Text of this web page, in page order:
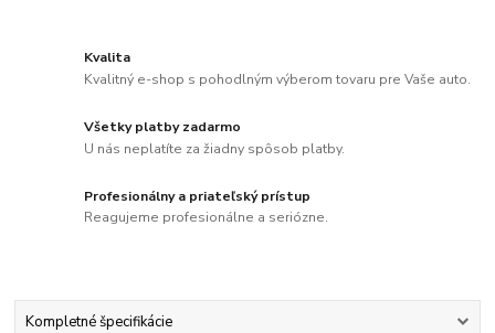
Kvalita
Kvalitný e-shop s pohodlným výberom tovaru pre Vaše auto.
Všetky platby zadarmo
U nás neplatíte za žiadny spôsob platby.
Profesionálny a priateľský prístup
Reagujeme profesionálne a seriózne.
Kompletné špecifikácie